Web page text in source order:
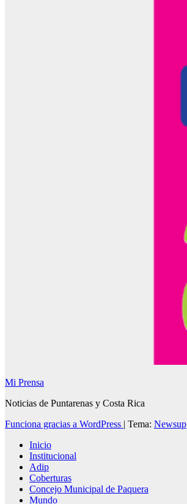
Mi Prensa
Noticias de Puntarenas y Costa Rica
Funciona gracias a WordPress | Tema: Newsup
Inicio
Institucional
Adip
Coberturas
Concejo Municipal de Paquera
Mundo